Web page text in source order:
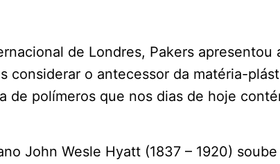
de Londres, Pakers apresentou
considerar o antecessor da matéria-
de polímeros que nos dias de hoje
John Wesle Hyatt (1837 – 1920)